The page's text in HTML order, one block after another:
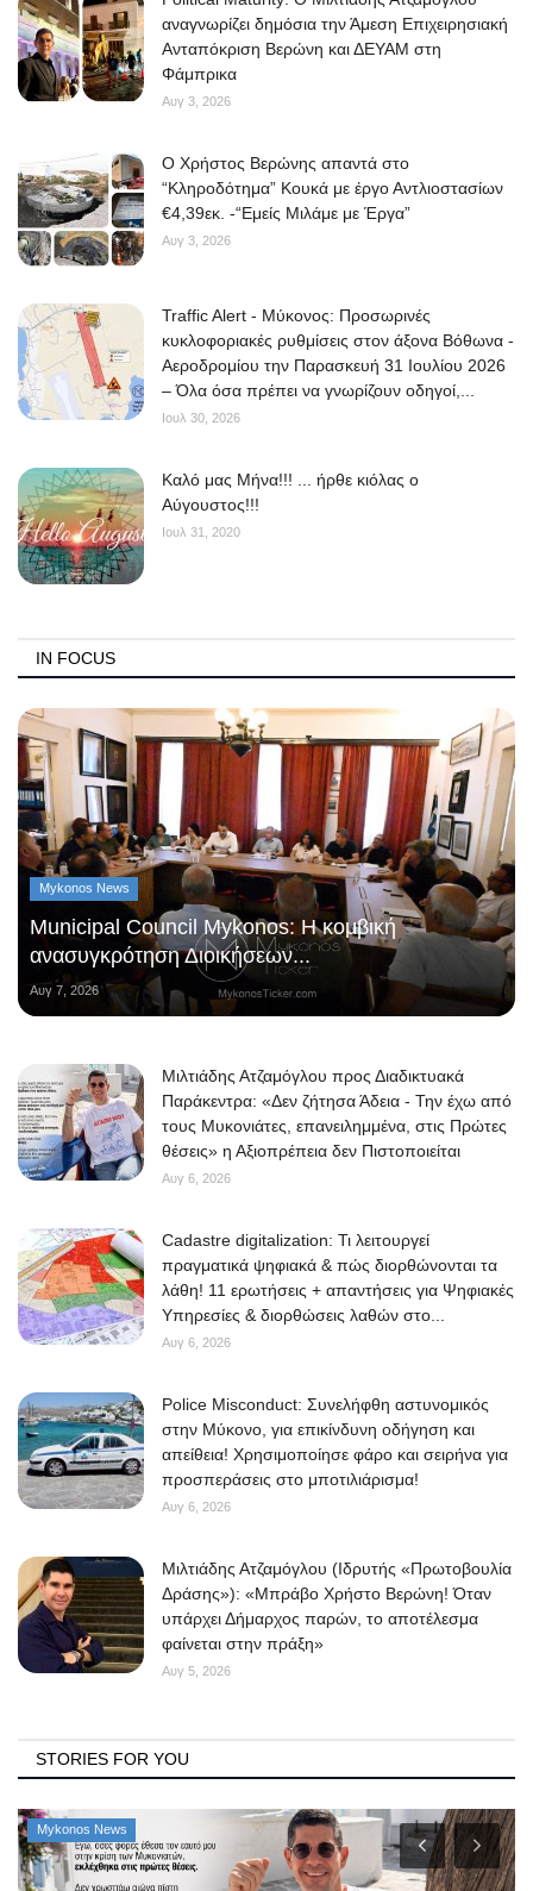
αναγνωρίζει δημόσια την Άμεση Επιχειρησιακή
Ανταπόκριση Βερώνη και ΔΕΥΑΜ στη
Φάμπρικα
Αυγ 3, 2026
O Χρήστος Βερώνης απαντά στο
“Κληροδότημα” Κουκά με έργο Αντλιοστασίων
€4,39εκ. -“Εμείς Μιλάμε με Έργα”
Αυγ 3, 2026
Traffic Alert - Μύκονος: Προσωρινές
κυκλοφοριακές ρυθμίσεις στον άξονα Βόθωνα -
Αεροδρομίου την Παρασκευή 31 Ιουλίου 2026
– Όλα όσα πρέπει να γνωρίζουν οδηγοί,...
Ιουλ 30, 2026
Kαλό μας Μήνα!!! ... ήρθε κιόλας ο
Αύγουστος!!!
Ιουλ 31, 2020
IN FOCUS
Mykonos News
Municipal Council Mykonos: Η κομβική
ανασυγκρότηση Διοικήσεων...
Αυγ 7, 2026
Μιλτιάδης Ατζαμόγλου προς Διαδικτυακά
Παράκεντρα: «Δεν ζήτησα Άδεια - Την έχω από
τους Μυκονιάτες, επανειλημμένα, στις Πρώτες
θέσεις» η Αξιοπρέπεια δεν Πιστοποιείται
Αυγ 6, 2026
Cadastre digitalization: Τι λειτουργεί
πραγματικά ψηφιακά & πώς διορθώνονται τα
λάθη! 11 ερωτήσεις + απαντήσεις για Ψηφιακές
Υπηρεσίες & διορθώσεις λαθών στο...
Αυγ 6, 2026
Police Misconduct: Συνελήφθη αστυνομικός
στην Μύκονο, για επικίνδυνη οδήγηση και
απείθεια! Χρησιμοποίησε φάρο και σειρήνα για
προσπεράσεις στο μποτιλιάρισμα!
Αυγ 6, 2026
Μιλτιάδης Ατζαμόγλου (Ιδρυτής «Πρωτοβουλία
Δράσης»): «Μπράβο Χρήστο Βερώνη! Όταν
υπάρχει Δήμαρχος παρών, το αποτέλεσμα
φαίνεται στην πράξη»
Αυγ 5, 2026
STORIES FOR YOU
Mykonos News